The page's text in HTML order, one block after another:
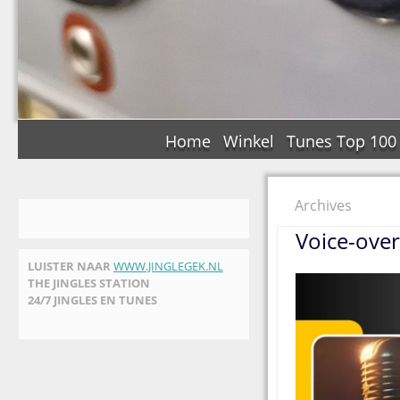
Home Winkel Tunes Top 100
LUISTER NAAR WWW.JINGLEGEK.NL
THE JINGLES STATION
24/7 JINGLES EN TUNES
Archives
Voice-